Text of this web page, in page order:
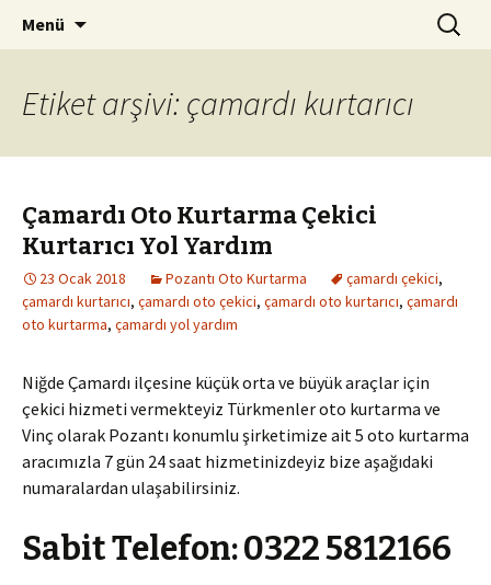
Pozantı Oto Kurtarma 0542
261 94 08
Kurtarıcı Yol Yardım Araç Çekici
Menü Arama:
Etiket arşivi: çamardı kurtarıcı
Çamardı Oto Kurtarma Çekici
Kurtarıcı Yol Yardım
23 Ocak 2018 Pozantı Oto Kurtarma çamardı çekici,
çamardı kurtarıcı, çamardı oto çekici, çamardı oto kurtarıcı, çamardı
oto kurtarma, çamardı yol yardım
Niğde Çamardı ilçesine küçük orta ve büyük araçlar için
çekici hizmeti vermekteyiz Türkmenler oto kurtarma ve
Vinç olarak Pozantı konumlu şirketimize ait 5 oto kurtarma
aracımızla 7 gün 24 saat hizmetinizdeyiz bize aşağıdaki
numaralardan ulaşabilirsiniz.
Sabit Telefon:0322 5812166